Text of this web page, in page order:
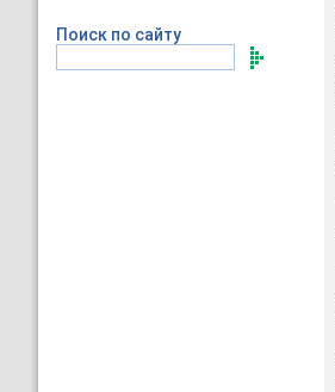
Поиск по сайту